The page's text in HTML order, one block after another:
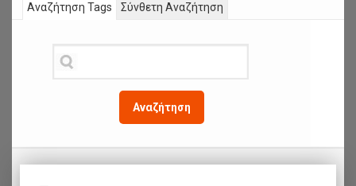
Αναζήτηση Tags
Αναζήτηση
Σύνθετη Αναζήτηση